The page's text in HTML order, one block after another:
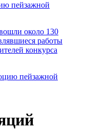
пейзажной
около 130
работы
конкурса